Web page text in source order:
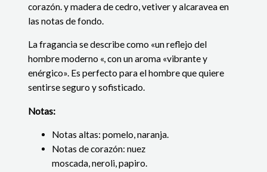
corazón. y madera de cedro, vetiver y alcaravea en
las notas de fondo.
La fragancia se describe como «un reflejo del
hombre moderno «, con un aroma «vibrante y
enérgico». Es perfecto para el hombre que quiere
sentirse seguro y sofisticado.
Notas:
Notas altas: pomelo, naranja.
Notas de corazón: nuez
moscada, neroli, papiro.